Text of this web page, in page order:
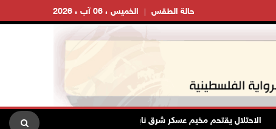
الخميس ، 06 آب ، 2026 حالة الطقس
الاحتلال يقتحم مخيم عسكر شرق نابلس نادي الأسير: الاحتلال يعتقل